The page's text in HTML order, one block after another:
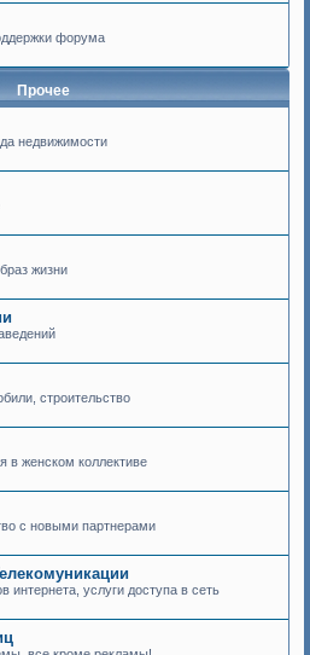
форума
Прочее
недвижимости
жизни
строительство
в женском коллективе
с новыми партнерами
интернета, услуги доступа в сеть